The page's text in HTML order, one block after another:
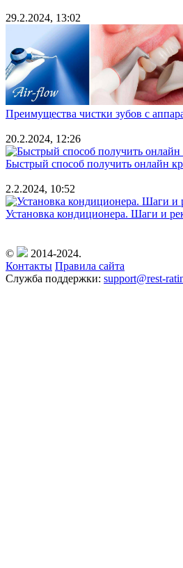
29.2.2024, 13:02
Преимущества чистки зубов с
20.2.2024, 12:26
Быстрый способ получить онлайн
2.2.2024, 10:52
Установка кондиционера. Шаги и
©
2014-2024.
Контакты Правила сайта
Служба поддержки: support@rest-